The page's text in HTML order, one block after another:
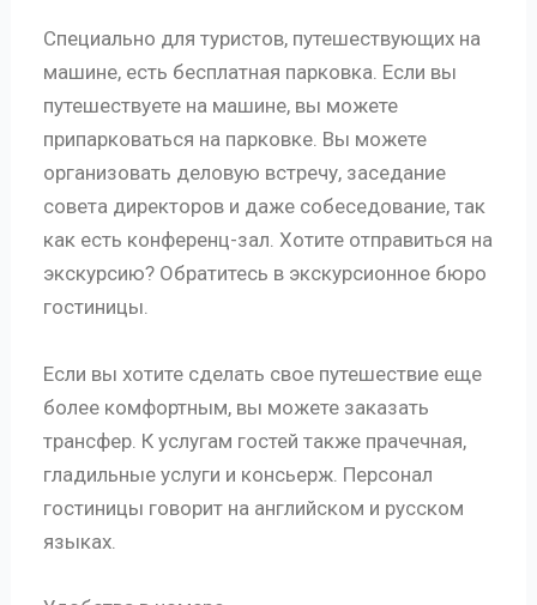
Специально для туристов, путешествующих на
машине, есть бесплатная парковка. Если вы
путешествуете на машине, вы можете
припарковаться на парковке. Вы можете
организовать деловую встречу, заседание
совета директоров и даже собеседование, так
как есть конференц-зал. Хотите отправиться на
экскурсию? Обратитесь в экскурсионное бюро
гостиницы.
Если вы хотите сделать свое путешествие еще
более комфортным, вы можете заказать
трансфер. К услугам гостей также прачечная,
гладильные услуги и консьерж. Персонал
гостиницы говорит на английском и русском
языках.